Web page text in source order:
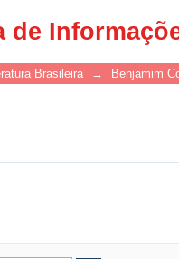
Brasileira → Benjamim